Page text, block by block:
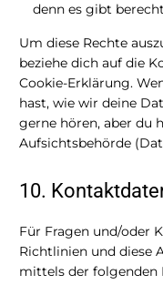
denn es gibt
Um diese Rechte
beziehe dich auf die
Cookie-Erklärung.
hast, wie wir deine
gerne hören, aber du
Aufsichtsbehörde
10.
Für Fragen und/oder
Richtlinien und diese
mittels der folgenden